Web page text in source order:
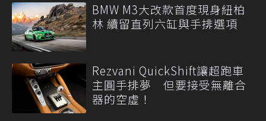
BMW M3大改款首度現身紐柏
林 續留直列六缸與手排選項
Rezvani QuickShift讓超跑車
主圓手排夢 但要接受無離合
器的空虛！